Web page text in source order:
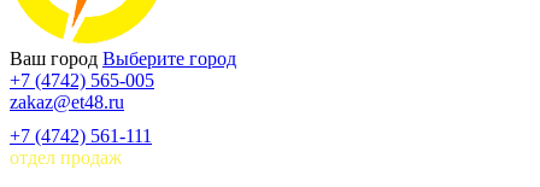
Ваш город Выберите город
+7 (4742) 565-005
zakaz@et48.ru
+7 (4742) 561-111
отдел продаж